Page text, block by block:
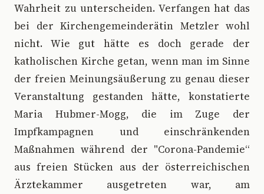
Wahrheit zu unterscheiden. Verfangen hat das
bei der Kirchengemeinderätin Metzler wohl
nicht. Wie gut hätte es doch gerade der
katholischen Kirche getan, wenn man im Sinne
der freien Meinungsäußerung zu genau dieser
Veranstaltung gestanden hätte, konstatierte
Maria Hubmer-Mogg, die im Zuge der
Impfkampagnen und einschränkenden
Maßnahmen während der "Corona-Pandemie“
aus freien Stücken aus der österreichischen
Ärztekammer ausgetreten war, am